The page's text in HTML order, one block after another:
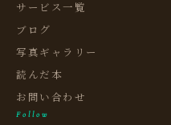
サービス一覧
ブログ
写真ギャラリー
読んだ本
お問い合わせ
Follow
🧭 個人コーチングとは？